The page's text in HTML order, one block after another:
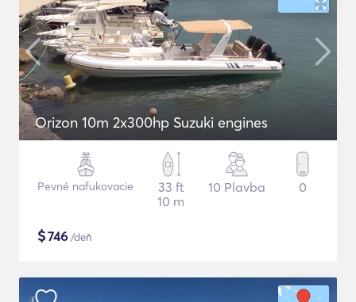
Orizon 10m 2x300hp Suzuki engines
Pevné nafukovacie
33 ft
10 m
10 Plavba 0
$746 /deň